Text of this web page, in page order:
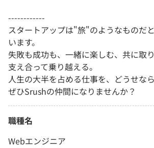
------------
スタートアップは"旅"のようなものだ
います。
失敗も成功も、一緒に楽しむ、共に取
支え合って乗り越える。
人生の大半を占める仕事を、どうせな
ぜひSrushの仲間になりませんか？
職種名
Webエンジニア